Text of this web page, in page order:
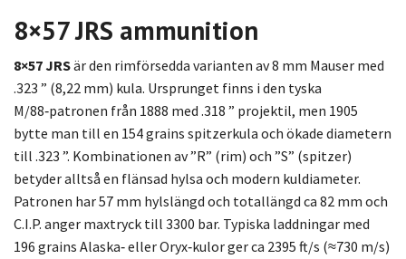
8×57 JRS ammunition
8×57 JRSär den rimförsedda varianten av 8 mm Mauser med
.323 ” (8,22 mm) kula. Ursprunget finns i den tyska
M/88‑patronen från 1888 med .318 ” projektil, men 1905
bytte man till en 154 grains spitzerkula och ökade diametern
till .323 ”. Kombinationen av ”R” (rim) och ”S” (spitzer)
betyder alltså en flänsad hylsa och modern kuldiameter.
Patronen har 57 mm hylslängd och totallängd ca 82 mm och
C.I.P. anger maxtryck till 3300 bar. Typiska laddningar med
196 grains Alaska‑ eller Oryx‑kulor ger ca 2395 ft/s (≈730 m/s)